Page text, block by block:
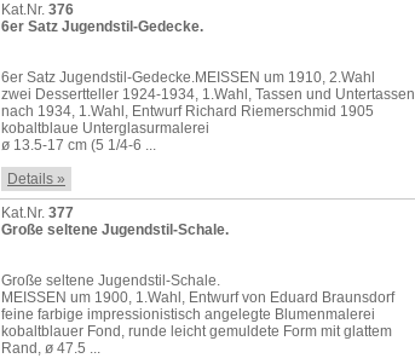
Kat.Nr. 376
6er Satz Jugendstil-Gedecke.
6er Satz Jugendstil-Gedecke.MEISSEN um 1910, 2.Wahl
zwei Dessertteller 1924-1934, 1.Wahl, Tassen und Untertassen
nach 1934, 1.Wahl, Entwurf Richard Riemerschmid 1905
kobaltblaue Unterglasurmalerei
ø 13.5-17 cm (5 1/4-6 ...
Details »
Kat.Nr. 377
Große seltene Jugendstil-Schale.
Große seltene Jugendstil-Schale.
MEISSEN um 1900, 1.Wahl, Entwurf von Eduard Braunsdorf
feine farbige impressionistisch angelegte Blumenmalerei
kobaltblauer Fond, runde leicht gemuldete Form mit glattem
Rand, ø 47.5 ...